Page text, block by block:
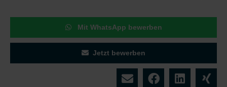
Mit WhatsApp bewerben
Jetzt bewerben